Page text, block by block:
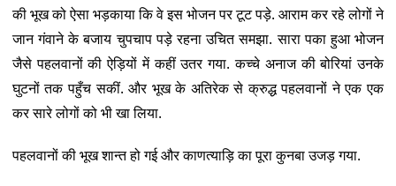
की भूख को ऐसा भड़काया कि वे इस भोजन पर टूट पड़े. आराम कर रहे लोगों ने
जान गंवाने के बजाय चुपचाप पड़े रहना उचित समझा. सारा पका हुआ भोजन
जैसे पहलवानों की ऐड़ियों में कहीं उतर गया. कच्चे अनाज की बोरियां उनके
घुटनों तक पहुँच सकीं. और भूख के अतिरेक से क्रुद्ध पहलवानों ने एक एक
कर सारे लोगों को भी खा लिया.
पहलवानों की भूख शान्त हो गई और काणत्याड़ि का पूरा कुनबा उजड़ गया.